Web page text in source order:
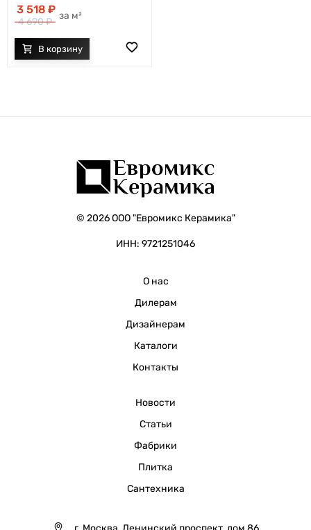
3 518
4 690
м²
© 2026 ООО "Евромикс Керамика"
ИНН: 9721251046
О нас
Дилерам
Дизайнерам
Каталоги
Контакты
Новости
Статьи
Фабрики
Плитка
Сантехника